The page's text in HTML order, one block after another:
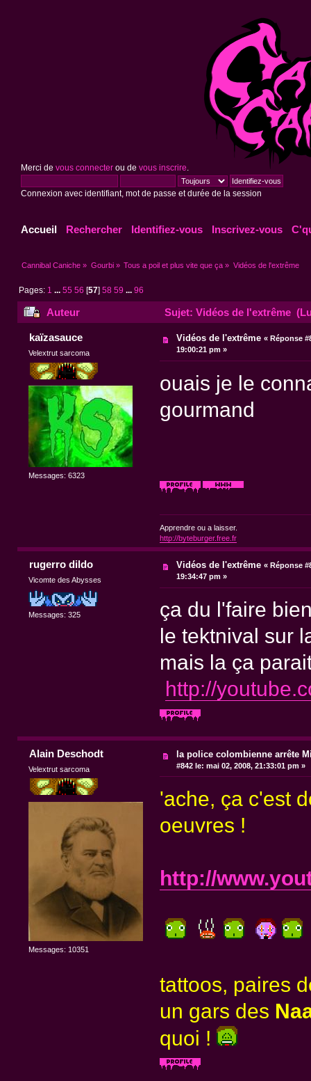
Merci de vous connecterou de vous inscrire
Connexion avec identifiant, mot de passe et durée de la session
Accueil Rechercher Identifiez-vous Inscrivez-vous
Cannibal Caniche » Gourbi» Tous a poil et plus vite que ça » Vidéos de l'extrême
Pages: 1 ...55 56 [57]58 59 ...96
Auteur Sujet: Vidéos de l'extrême
kaïzasauce
Velextrut sarcoma
Messages: 6323
Vidéos de l'extrême «Réponse
19:00:21 pm »
ouais je le
gourmand
Apprendre ou a laisser.
http://byteburger.free.fr
rugerro dildo
Vicomte des Abysses
Messages: 325
Vidéos de l'extrême «Réponse
19:34:47 pm »
ça du l'faire
le tektnival sur
mais la ça
http://
Alain Deschodt
Velextrut sarcoma
Messages: 10351
la police colombienne arrête
#842 le: mai 02, 2008, 21:33:01 pm »
'ache, ça c'est
oeuvres !
http://
tattoos, paires
un gars des
quoi !